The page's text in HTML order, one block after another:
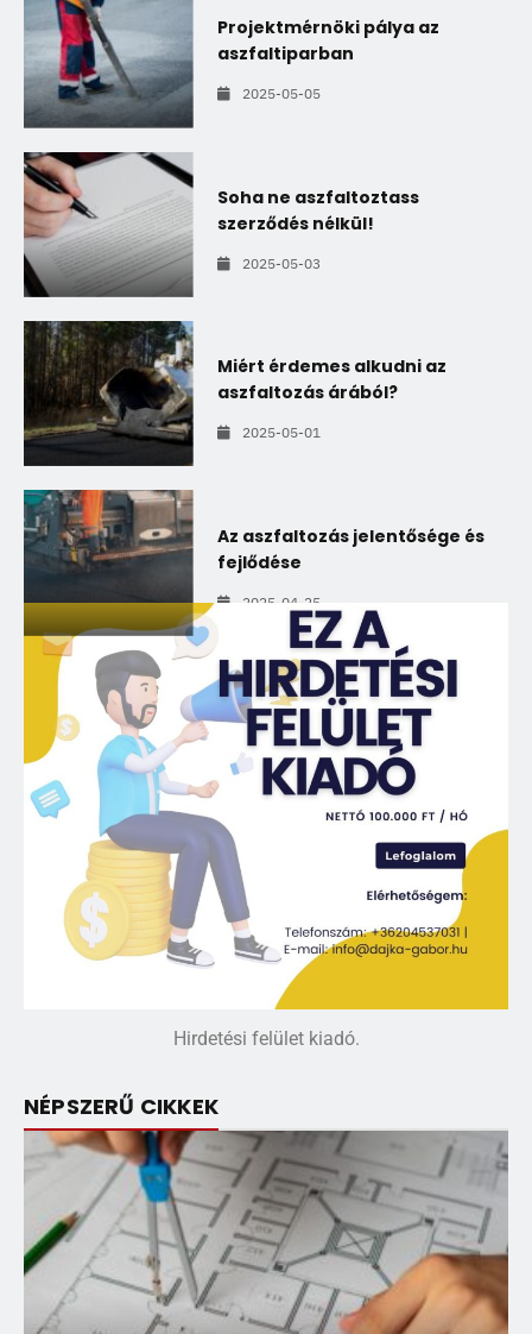
Projektmérnöki pálya az
aszfaltiparban
2025-05-05
Soha ne aszfaltoztass
szerződés nélkül!
2025-05-03
Miért érdemes alkudni az
aszfaltozás árából?
2025-05-01
Az aszfaltozás jelentősége és
fejlődése
2025-04-25
Hirdetési felület kiadó.
NÉPSZERŰ CIKKEK